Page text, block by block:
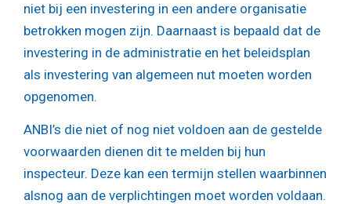
niet bij een investering in een andere organisatie
betrokken mogen zijn. Daarnaast is bepaald dat de
investering in de administratie en het beleidsplan
als investering van algemeen nut moeten worden
opgenomen.
ANBI’s die niet of nog niet voldoen aan de gestelde
voorwaarden dienen dit te melden bij hun
inspecteur. Deze kan een termijn stellen waarbinnen
alsnog aan de verplichtingen moet worden voldaan.